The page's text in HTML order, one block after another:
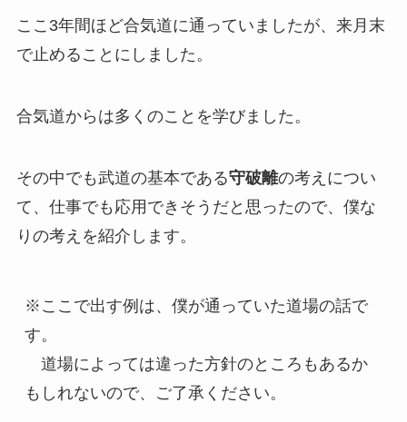
ここ3年間ほど合気道に通っていましたが、来月末
で止めることにしました。
合気道からは多くのことを学びました。
その中でも武道の基本である守破離の考えについ
て、仕事でも応用できそうだと思ったので、僕な
りの考えを紹介します。
※ここで出す例は、僕が通っていた道場の話で
す。
道場によっては違った方針のところもあるか
もしれないので、ご了承ください。